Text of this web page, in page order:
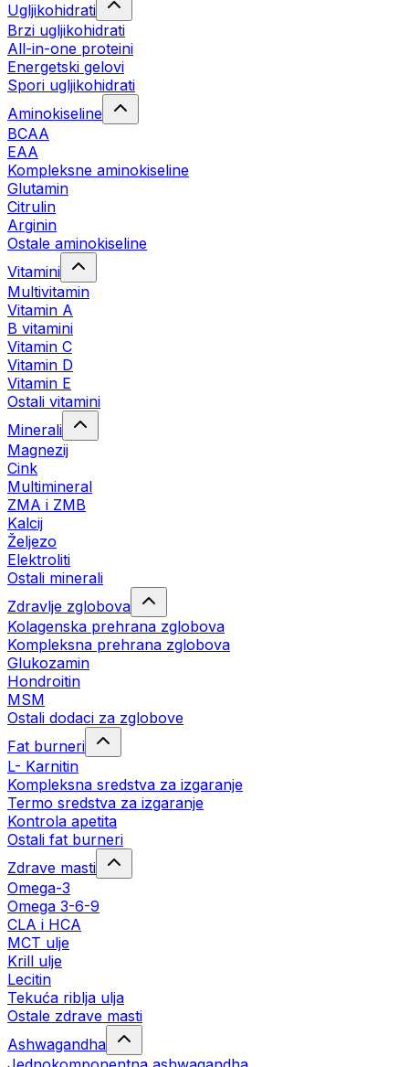
Ugljikohidrati
Brzi ugljikohidrati
All-in-one proteini
Energetski gelovi
Spori ugljikohidrati
Aminokiseline
BCAA
EAA
Kompleksne aminokiseline
Glutamin
Citrulin
Arginin
Ostale aminokiseline
Vitamini
Multivitamin
Vitamin A
B vitamini
Vitamin C
Vitamin D
Vitamin E
Ostali vitamini
Minerali
Magnezij
Cink
Multimineral
ZMA i ZMB
Kalcij
Željezo
Elektroliti
Ostali minerali
Zdravlje zglobova
Kolagenska prehrana zglobova
Kompleksna prehrana zglobova
Glukozamin
Hondroitin
MSM
Ostali dodaci za zglobove
Fat burneri
L- Karnitin
Kompleksna sredstva za izgaranje
Termo sredstva za izgaranje
Kontrola apetita
Ostali fat burneri
Zdrave masti
Omega-3
Omega 3-6-9
CLA i HCA
MCT ulje
Krill ulje
Lecitin
Tekuća riblja ulja
Ostale zdrave masti
Ashwagandha